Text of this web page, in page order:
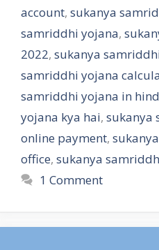
account, sukanya
samriddhi yojana,
2022, sukanya
samriddhi yojana
samriddhi yojana in
yojana kya hai, sukanya
online payment,
office, sukanya
1 Comment